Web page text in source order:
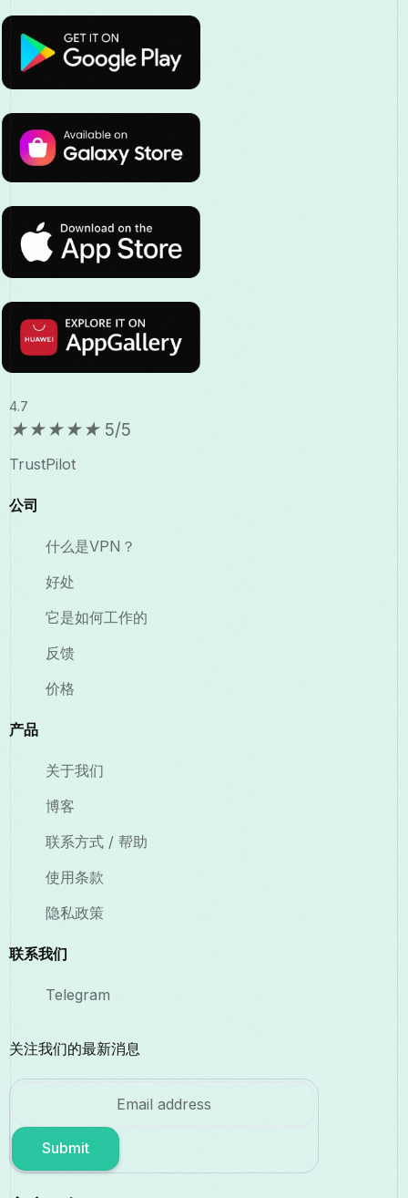
4.7
★★★★★ 5/5
TrustPilot
公司
什么是VPN？
好处
它是如何工作的
反馈
价格
产品
关于我们
博客
联系方式 / 帮助
使用条款
隐私政策
联系我们
Telegram
关注我们的最新消息
Submit